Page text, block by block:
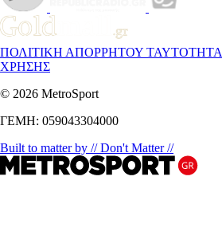
ΠΟΛΙΤΙΚΗ ΑΠΟΡΡΗΤΟΥ ΤΑΥΤΟΤΗΤΑ
ΧΡΗΣΗΣ
© 2026 MetroSport
ΓΕΜΗ: 059043304000
Built to matter by // Don't Matter //